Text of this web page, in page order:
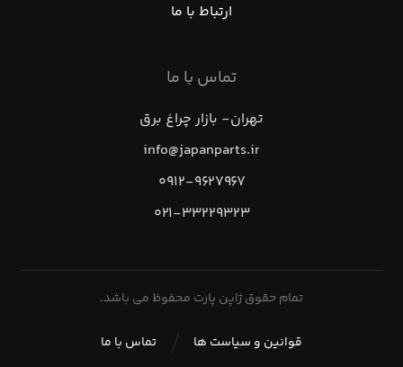
ارتباط با ما
تماس با ما
تهران- بازار چراغ برق
info@japanparts.ir
۰۹۱۲-۹۶۲۷۹۶۷
۰۲۱-۳۳۲۲۹۳۲۳
تمام حقوق ژاپن پارت محفوظ می باشد.
تماس با ما قوانین و سیاست ها